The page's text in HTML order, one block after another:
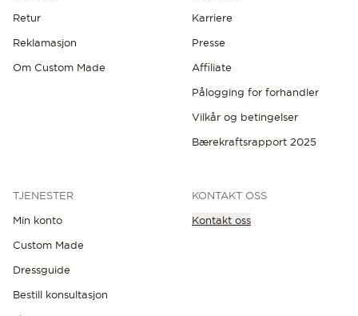
Retur
Reklamasjon
Om Custom Made
Karriere
Presse
Affiliate
Pålogging for forhandler
Vilkår og betingelser
Bærekraftsrapport 2025
TJENESTER
Min konto
Custom Made
Dressguide
Bestill konsultasjon
KONTAKT OSS
Kontakt oss